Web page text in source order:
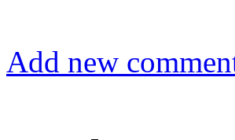
Add new